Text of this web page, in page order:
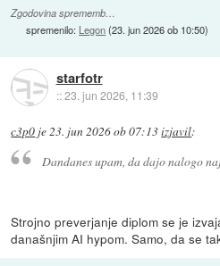
Zgodovina sprememb…
spremenilo: Legon(23. jun 2026 ob 10:50)
starfotr
::23. jun 2026, 11:39
c3p0 je23. jun 2026 ob 07:13izjavil:
Dandanes upam, da dajo nalogo
Strojno preverjanje diplom se je
današnjim AI hypom. Samo, da se